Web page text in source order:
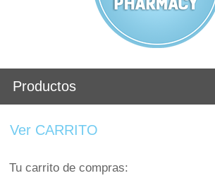
Productos
Ver CARRITO
Tu carrito de compras: